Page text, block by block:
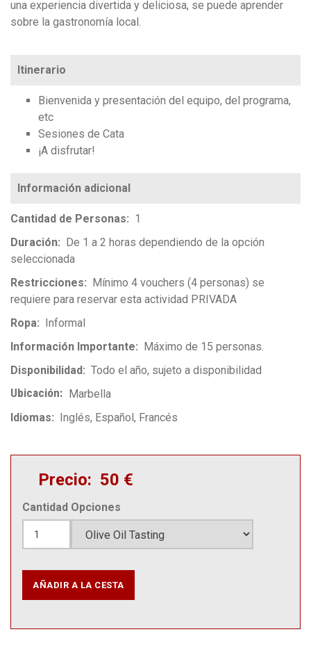
una experiencia divertida y deliciosa, se puede aprender
sobre la gastronomía local.
Itinerario
Bienvenida y presentación del equipo, del programa,
etc
Sesiones de Cata
¡A disfrutar!
Cantidad de Personas
1
Duración
De 1 a 2 horas dependiendo de la opción
seleccionada
Restricciones
Mínimo 4 vouchers (4 personas) se
requiere para reservar esta actividad PRIVADA
Ropa
Informal
Información Importante
Máximo de 15 personas.
Disponibilidad
Todo el año, sujeto a disponibilidad
Ubicación
Marbella
Idiomas
Inglés Español Francés
Precio 50 €
Cantidad Opciones